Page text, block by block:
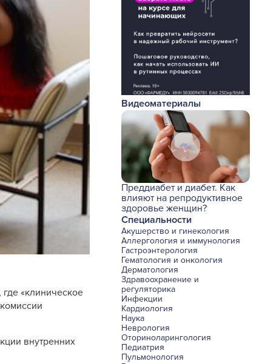
«клиническое
внутренних
Видеоматериалы
Преддиабет и диабет. Как
влияют на репродуктивное
здоровье женщин?
Специальности
Акушерство и гинекология
Аллергология и иммунология
Гастроэнтерология
Гематология и онкология
Дерматология
Здравоохранение и
регуляторика
Инфекции
Кардиология
Наука
Неврология
Оториноларингология
Педиатрия
Пульмонология